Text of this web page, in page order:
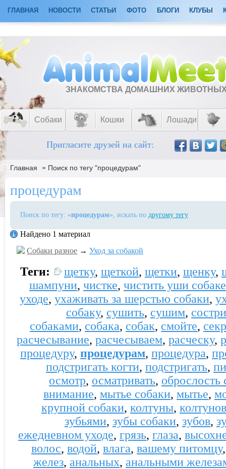
ГЛАВНАЯ НОВОСТИ СТАТЬИ ФОТО БЛОГИ КЛУБЫ
ЗНАКОМСТВА ДОМАШНИХ
Собаки Кошки Лошади
Пригласите друзей на сайт:
Главная » Поиск по тегу "процедурам"
процедурам
Поиск по тегу: «процедурам», искать по другому тегу
Найдено 1 материал
Собаки разное → Уход за собакой
Теги: щетку, щеткой, щетки, щенку,
шампуни, чистке, чистить уши собаке
уходе, ухаживать за шерстью собаки,
собаку, сушить, сушим,
собаками, собака, собак, смойте,
расчесывание, расчесываем, расческу,
процедуру, процедурам, процедура,
подстригать когти, подстригать,
осмотр, осматривать, оброслость
внимание, мытье собаки, мытье,
крупной собаки, колтуны, колтунов
зубьями, зубы собаки, зубов,
ежедневном уходе, грязь, глаза,
волос, водой, влага, вашему питомцу
желез, анальных, анальными